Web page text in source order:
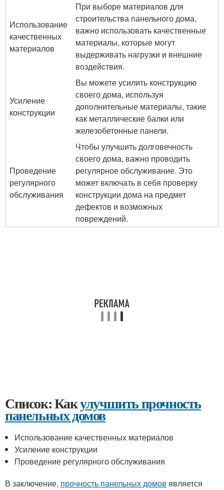
Использование
качественных
материалов
При выборе материалов для
строительства панельного дома,
важно использовать качественные
материалы, которые могут
выдерживать нагрузки и внешние
воздействия.
Усиление
конструкции
Вы можете усилить конструкцию
своего дома, используя
дополнительные материалы, такие
как металлические балки или
железобетонные панели.
Проведение
регулярного
обслуживания
Чтобы улучшить долговечность
своего дома, важно проводить
регулярное обслуживание. Это
может включать в себя проверку
конструкции дома на предмет
дефектов и возможных
повреждений.
Список: Какулучшить прочность
панельных домов
Использование качественных материалов
Усиление конструкции
Проведение регулярного обслуживания
В заключение, прочность панельных домов является